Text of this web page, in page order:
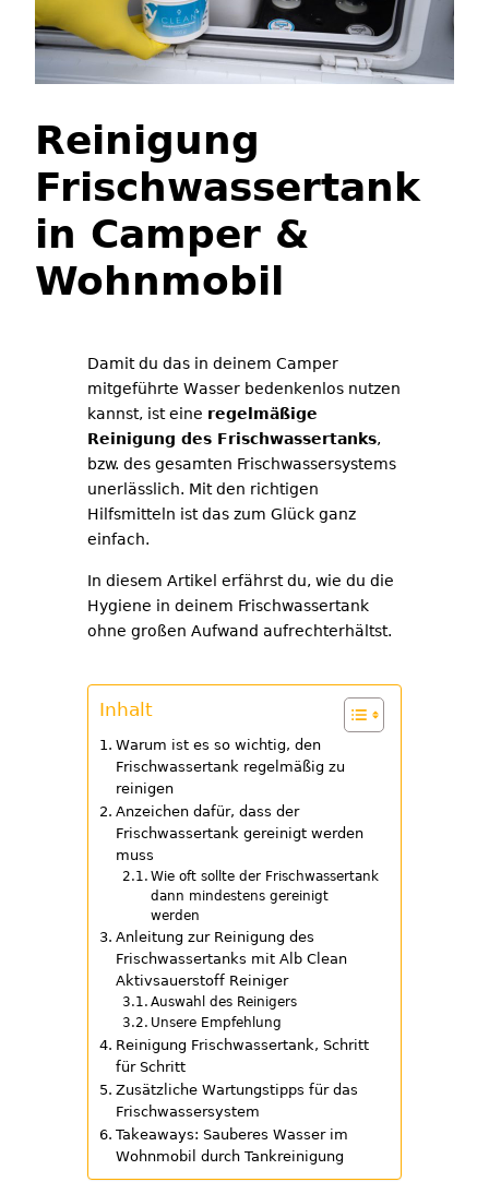
Reinigung
Frischwassertank
in Camper &
Wohnmobil
Damit du das in deinem Camper
mitgeführte Wasser bedenkenlos nutzen
kannst, ist eine regelmäßige
Reinigung des Frischwassertanks,
bzw. des gesamten Frischwassersystems
unerlässlich. Mit den richtigen
Hilfsmitteln ist das zum Glück ganz
einfach.
In diesem Artikel erfährst du, wie du die
Hygiene in deinem Frischwassertank
ohne großen Aufwand aufrechterhältst.
Inhalt
Warum ist es so wichtig, den
Frischwassertank regelmäßig zu
reinigen
Anzeichen dafür, dass der
Frischwassertank gereinigt werden
muss
Wie oft sollte der Frischwassertank
dann mindestens gereinigt
werden
Anleitung zur Reinigung des
Frischwassertanks mit Alb Clean
Aktivsauerstoff Reiniger
Auswahl des Reinigers
Unsere Empfehlung
Reinigung Frischwassertank, Schritt
für Schritt
Zusätzliche Wartungstipps für das
Frischwassersystem
Takeaways: Sauberes Wasser im
Wohnmobil durch Tankreinigung